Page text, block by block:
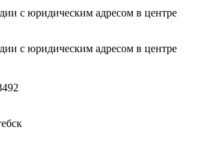
с юридическим адресом в центре
с юридическим адресом в центре